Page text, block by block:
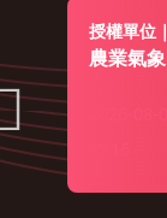
授權單位
農業氣